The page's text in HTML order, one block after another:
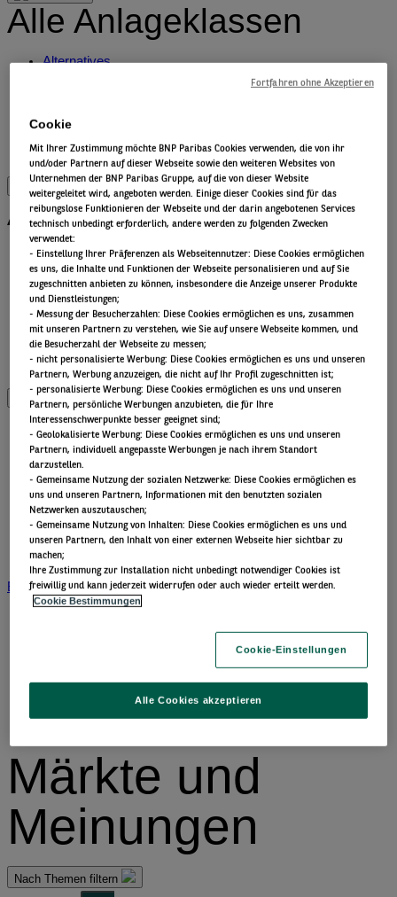
Alle Anlageklassen
Alternatives
Liquiditätslösungen
Alle Anlageklassen
Alle ETFs
Thematic ETFs
Min TE ETFs
Aktive fundamentale ETFs
ESG Enhanced ETFs
Alpha Enhanced ETFs
Next Gen ETFs
Alle ETFs
Beiträge nach
Kategorien
Front of mind
Portfolio perspectives
Forward thinking
View All Beiträge nach Kategorien
BNP Paribas AMBNP Paribas GruppeViewpoint Unternehmen
Märkte und
Meinungen
Nach Themen filtern
Cookie
Mit Ihrer Zustimmung möchte BNP Paribas Cookies verwenden, die von ihr
und/oder Partnern auf dieser Webseite sowie den weiteren Websites von
Unternehmen der BNP Paribas Gruppe, auf die von dieser Website
weitergeleitet wird, angeboten werden. Einige dieser Cookies sind für das
reibungslose Funktionieren der Webseite und der darin angebotenen Services
technisch unbedingt erforderlich, andere werden zu folgenden Zwecken
verwendet:
​ - Einstellung Ihrer Präferenzen als Webseitennutzer: Diese Cookies ermöglichen
es uns, die Inhalte und Funktionen der Webseite personalisieren und auf Sie
zugeschnitten anbieten zu können, insbesondere die Anzeige unserer Produkte
und Dienstleistungen;
- Messung der Besucherzahlen: Diese Cookies ermöglichen es uns, zusammen
mit unseren Partnern zu verstehen, wie Sie auf unsere Webseite kommen, und
die Besucherzahl der Webseite zu messen;
- nicht personalisierte Werbung: Diese Cookies ermöglichen es uns und unseren
Partnern, Werbung anzuzeigen, die nicht auf Ihr Profil zugeschnitten ist;
- personalisierte Werbung: Diese Cookies ermöglichen es uns und unseren
Partnern, persönliche Werbungen anzubieten, die für Ihre
Interessenschwerpunkte besser geeignet sind;
- Geolokalisierte Werbung: Diese Cookies ermöglichen es uns und unseren
Partnern, individuell angepasste Werbungen je nach ihrem Standort
darzustellen.
- Gemeinsame Nutzung der sozialen Netzwerke: Diese Cookies ermöglichen es
uns und unseren Partnern, Informationen mit den benutzten sozialen
Netzwerken auszutauschen;
- Gemeinsame Nutzung von Inhalten: Diese Cookies ermöglichen es uns und
unseren Partnern, den Inhalt von einer externen Webseite hier sichtbar zu
machen;
​ Ihre Zustimmung zur Installation nicht unbedingt notwendiger Cookies ist
freiwillig und kann jederzeit widerrufen oder auch wieder erteilt werden.
Cookie Bestimmungen
Cookie-Einstellungen
Alle Cookies akzeptieren
Fortfahren ohne Akzeptieren